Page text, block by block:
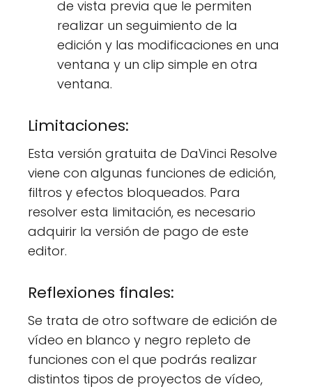
de vista previa que le permiten
realizar un seguimiento de la
edición y las modificaciones en una
ventana y un clip simple en otra
ventana.
Limitaciones:
Esta versión gratuita de DaVinci Resolve
viene con algunas funciones de edición,
filtros y efectos bloqueados. Para
resolver esta limitación, es necesario
adquirir la versión de pago de este
editor.
Reflexiones finales:
Se trata de otro software de edición de
vídeo en blanco y negro repleto de
funciones con el que podrás realizar
distintos tipos de proyectos de vídeo,